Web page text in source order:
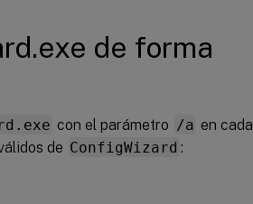
de forma
con el parámetro /a en cada
de ConfigWizard :